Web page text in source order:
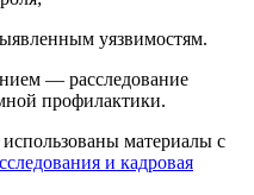
уязвимостям.
— расследование
профилактики.
материалы с
и кадровая